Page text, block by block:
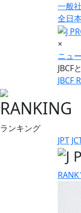
一般
全日
×
ニュ
JBCF
JBCF
RANKING
ランキング
JPT
RANK